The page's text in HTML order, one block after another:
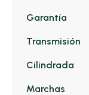
Garantía
Transmisión
Cilindrada
Marchas